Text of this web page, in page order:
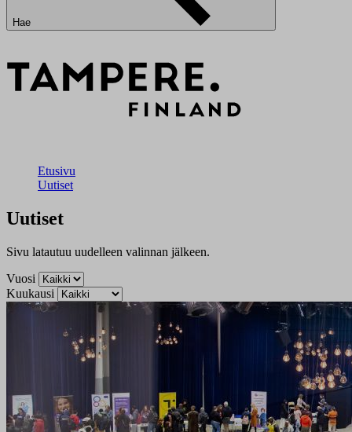
Hae
Etusivu
Uutiset
Uutiset
Sivu latautuu uudelleen valinnan jälkeen.
Vuosi
Kuukausi